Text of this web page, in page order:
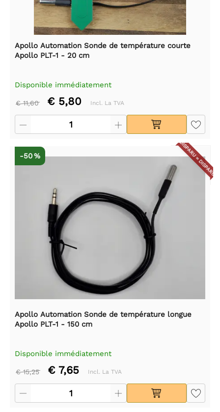
Apollo Automation Sonde de température courte
Apollo PLT-1 - 20 cm
Disponible immédiatement
€ 11,60 € 5,80 Incl. La TVA
DISPARU = DISPARU
-50 %
Apollo Automation Sonde de température longue
Apollo PLT-1 - 150 cm
Disponible immédiatement
€ 15,25 € 7,65 Incl. La TVA